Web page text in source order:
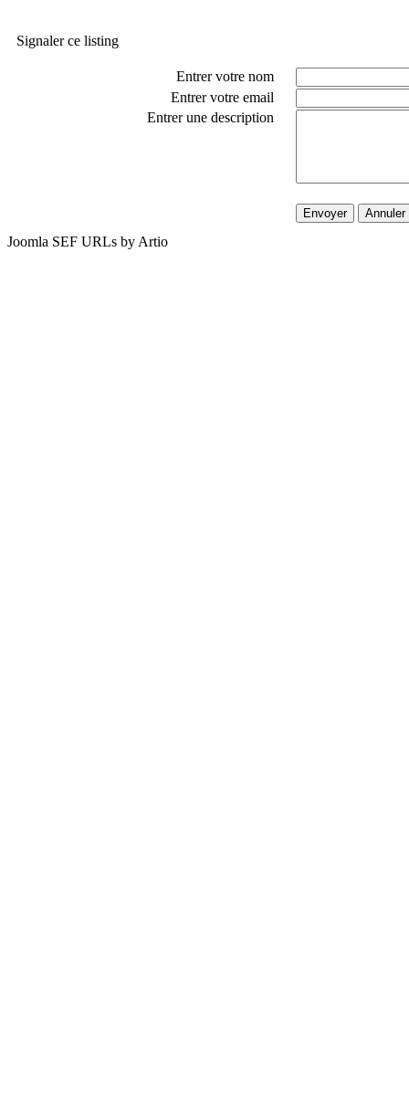
Signaler ce listing
Entrer votre nom
Entrer votre email
Entrer une description
Envoyer Annuler
Joomla SEF URLs by Artio